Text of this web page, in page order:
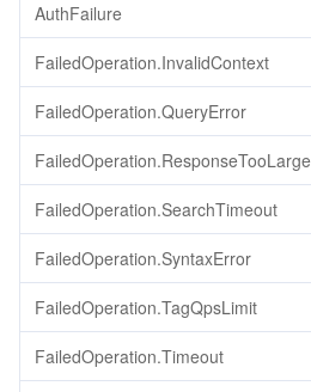
AuthFailure
FailedOperation.InvalidContext
FailedOperation.QueryError
FailedOperation.ResponseTooLarge
FailedOperation.SearchTimeout
FailedOperation.SyntaxError
FailedOperation.TagQpsLimit
FailedOperation.Timeout